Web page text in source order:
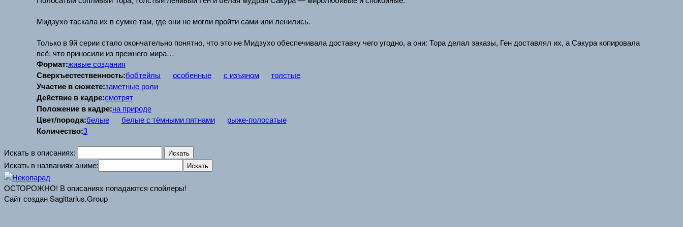
Мидзухо таскала их в сумке там, где они не могли пройти сами или ленились.
Только в 9й серии стало окончательно понятно, что это не Мидзухо обеспечивала доставку чего угодно, а они: Тора делал заказы, Ген доставлял их, а Сакура копировала
всё, что приносили из прежнего мира…
Формат:живые создания
Сверхъестественность:бобтейлы особенные с изъяном толстые
Участие в сюжете:заметные роли
Действие в кадре:смотрят
Положение в кадре:на природе
Цвет/порода:белые белые с тёмными пятнами рыже-полосатые
Количество:3
Искать в описаниях:
Искать в названиях аниме:
ОСТОРОЖНО! В описаниях попадаются спойлеры!
Сайт создан Sagittarius.Group